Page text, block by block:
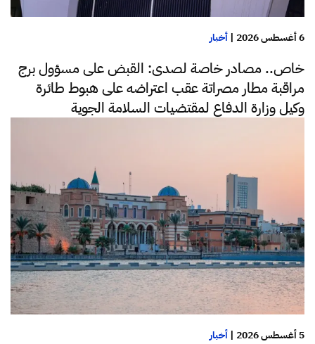
6 أغسطس 2026 | أخبار
خاص.. مصادر خاصة لصدى: القبض على مسؤول برج
مراقبة مطار مصراتة عقب اعتراضه على هبوط طائرة
وكيل وزارة الدفاع لمقتضيات السلامة الجوية
5 أغسطس 2026 | أخبار